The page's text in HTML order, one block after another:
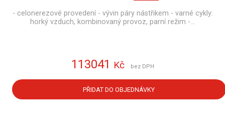
- celonerezové provedení - vývin páry nástřikem - varné cykly:
horký vzduch, kombinovaný provoz, parní režim -…
113041 Kč bez DPH
PŘIDAT DO OBJEDNÁVKY